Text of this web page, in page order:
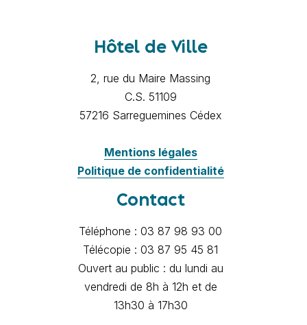
Hôtel de Ville
2, rue du Maire Massing
C.S. 51109
57216 Sarreguemines Cédex
Mentions légales
Politique de confidentialité
Contact
Téléphone : 03 87 98 93 00
Télécopie : 03 87 95 45 81
Ouvert au public : du lundi au
vendredi de 8h à 12h et de
13h30 à 17h30